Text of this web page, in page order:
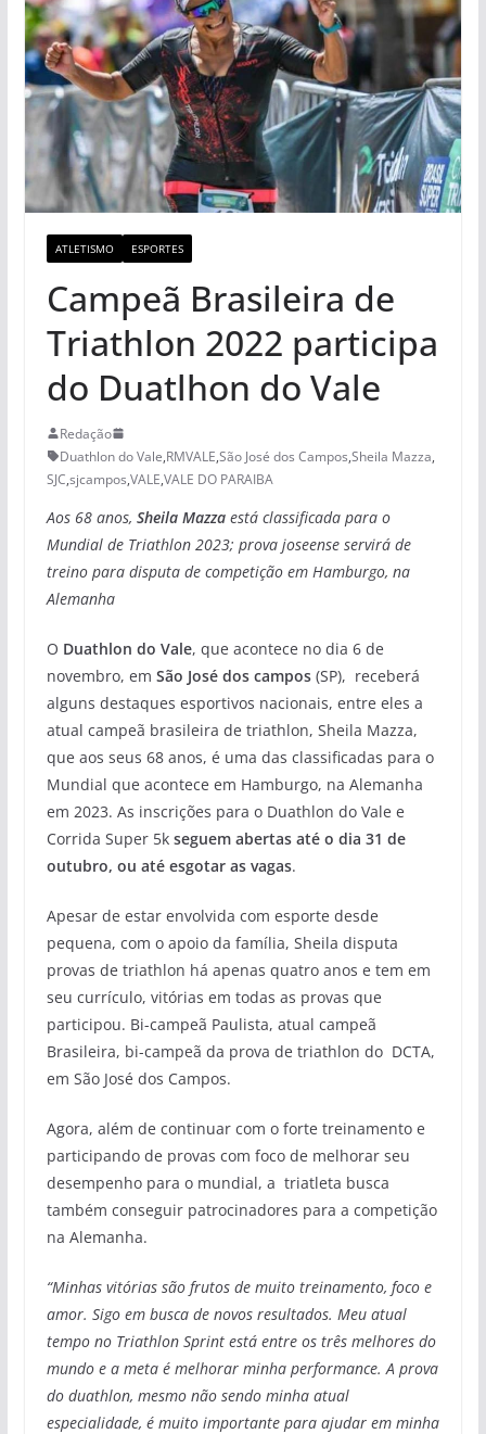
ATLETISMO ESPORTES
Campeã Brasileira de
Triathlon 2022 participa
do Duatlhon do Vale
Redação
Duathlon do Vale,RMVALE,São José dos Campos,Sheila Mazza,
SJC,sjcampos,VALE,VALE DO PARAIBA
Aos 68 anos, Sheila Mazza está classificada para o
Mundial de Triathlon 2023; prova joseense servirá de
treino para disputa de competição em Hamburgo, na
Alemanha
O Duathlon do Vale, que acontece no dia 6 de
novembro, em São José dos campos(SP), receberá
alguns destaques esportivos nacionais, entre eles a
atual campeã brasileira de triathlon, Sheila Mazza,
que aos seus 68 anos, é uma das classificadas para o
Mundial que acontece em Hamburgo, na Alemanha
em 2023. As inscrições para o Duathlon do Vale e
Corrida Super 5k seguem abertas até o dia 31 de
outubro, ou até esgotar as vagas.
Apesar de estar envolvida com esporte desde
pequena, com o apoio da família, Sheila disputa
provas de triathlon há apenas quatro anos e tem em
seu currículo, vitórias em todas as provas que
participou. Bi-campeã Paulista, atual campeã
Brasileira, bi-campeã da prova de triathlon do DCTA,
em São José dos Campos.
Agora, além de continuar com o forte treinamento e
participando de provas com foco de melhorar seu
desempenho para o mundial, a triatleta busca
também conseguir patrocinadores para a competição
na Alemanha.
“Minhas vitórias são frutos de muito treinamento, foco e
amor. Sigo em busca de novos resultados. Meu atual
tempo no Triathlon Sprint está entre os três melhores do
mundo e a meta é melhorar minha performance. A prova
do duathlon, mesmo não sendo minha atual
especialidade, é muito importante para ajudar em minha